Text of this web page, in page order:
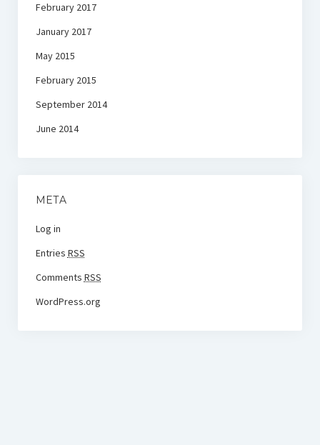
February 2017
January 2017
May 2015
February 2015
September 2014
June 2014
META
Log in
Entries RSS
Comments RSS
WordPress.org